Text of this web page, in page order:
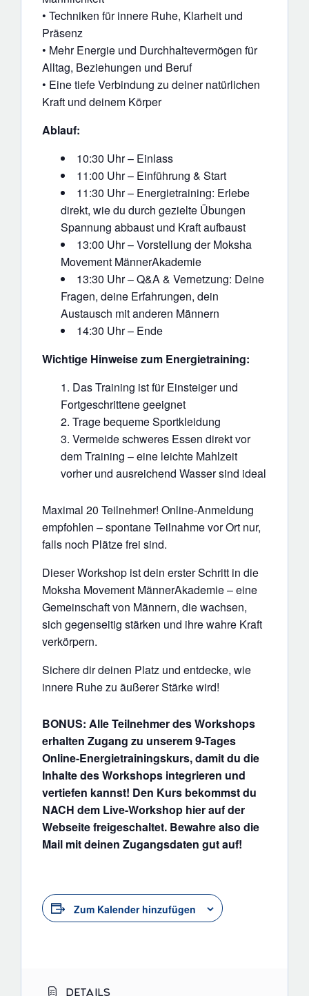
• Techniken für innere Ruhe, Klarheit und
Präsenz
• Mehr Energie und Durchhaltevermögen für
Alltag, Beziehungen und Beruf
• Eine tiefe Verbindung zu deiner natürlichen
Kraft und deinem Körper
Ablauf:
10:30 Uhr – Einlass
11:00 Uhr – Einführung & Start
11:30 Uhr – Energietraining: Erlebe
direkt, wie du durch gezielte Übungen
Spannung abbaust und Kraft aufbaust
13:00 Uhr – Vorstellung der Moksha
Movement MännerAkademie
13:30 Uhr – Q&A & Vernetzung: Deine
Fragen, deine Erfahrungen, dein
Austausch mit anderen Männern
14:30 Uhr – Ende
Wichtige Hinweise zum Energietraining:
Das Training ist für Einsteiger und
Fortgeschrittene geeignet
Trage bequeme Sportkleidung
Vermeide schweres Essen direkt vor
dem Training – eine leichte Mahlzeit
vorher und ausreichend Wasser sind ideal
Maximal 20 Teilnehmer! Online-Anmeldung
empfohlen – spontane Teilnahme vor Ort nur,
falls noch Plätze frei sind.
Dieser Workshop ist dein erster Schritt in die
Moksha Movement MännerAkademie – eine
Gemeinschaft von Männern, die wachsen,
sich gegenseitig stärken und ihre wahre Kraft
verkörpern.
Sichere dir deinen Platz und entdecke, wie
innere Ruhe zu äußerer Stärke wird!
BONUS: Alle Teilnehmer des Workshops
erhalten Zugang zu unserem 9-Tages
Online-Energietrainingskurs, damit du die
Inhalte des Workshops integrieren und
vertiefen kannst! Den Kurs bekommst du
NACH dem Live-Workshop hier auf der
Webseite freigeschaltet. Bewahre also die
Mail mit deinen Zugangsdaten gut auf!
Zum Kalender hinzufügen
DETAILS